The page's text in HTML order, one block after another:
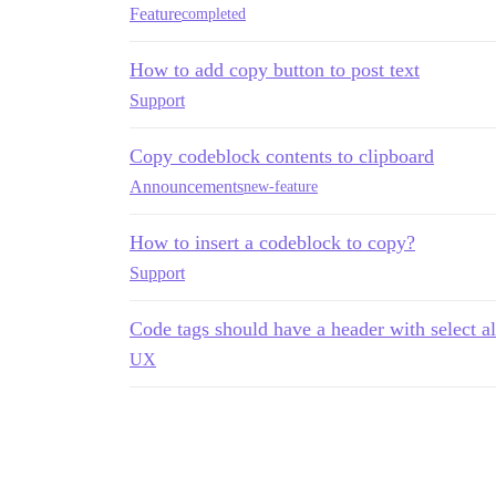
Featurecompleted
How to add copy button to post text
Support
Copy codeblock contents to clipboard
Announcementsnew-feature
How to insert a codeblock to copy?
Support
Code tags should have a header with select
UX